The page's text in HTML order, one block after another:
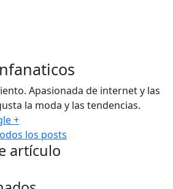
Apasionada de internet y las
la moda y las tendencias.
+
los posts
artículo